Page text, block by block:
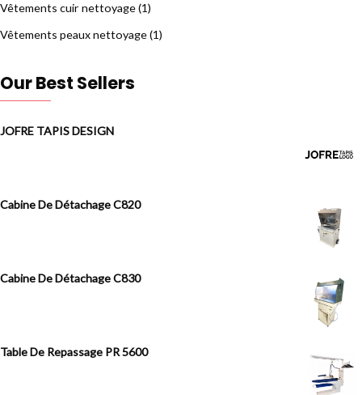
Vêtements cuir nettoyage(1)
Vêtements peaux nettoyage(1)
Our Best Sellers
JOFRE TAPIS DESIGN
Cabine De Détachage C820
Cabine De Détachage C830
Table De Repassage PR 5600